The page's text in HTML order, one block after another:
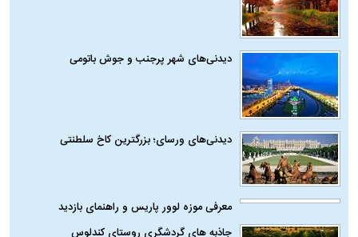
دیدنی‌های شهر پرجنب و جوش باتومی
دیدنی‌های ورسای؛ بزرگترین کاخ سلطنتی
معرفی موزه لوور پاریس و راهنمای بازدید